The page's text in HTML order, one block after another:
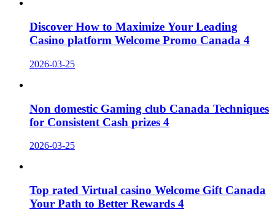
Discover How to Maximize Your Leading
Casino platform Welcome Promo Canada 4
2026-03-25
Non domestic Gaming club Canada Techniques
for Consistent Cash prizes 4
2026-03-25
Top rated Virtual casino Welcome Gift Canada
Your Path to Better Rewards 4